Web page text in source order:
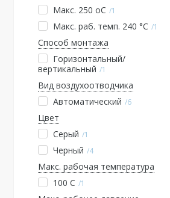
Макс. 250 oC
1
Макс. раб. темп. 240 °C 1
Способ монтажа
Горизонтальный/
вертикальный
1
Вид воздухоотводчика
Автоматический
6
Цвет
Серый
1
Черный 4
Макс. рабочая температура
100 C
1